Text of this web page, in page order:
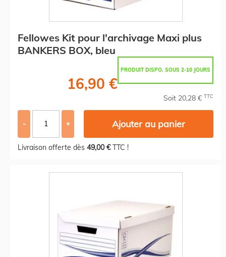
Fellowes Kit pour l'archivage Maxi plus
BANKERS BOX, bleu
PRODUIT DISPO. SOUS 2-10 JOURS
16,90 €
Soit 20,28 € TTC
- + Ajouter au panier
Livraison offerte dès 49,00 €TTC !